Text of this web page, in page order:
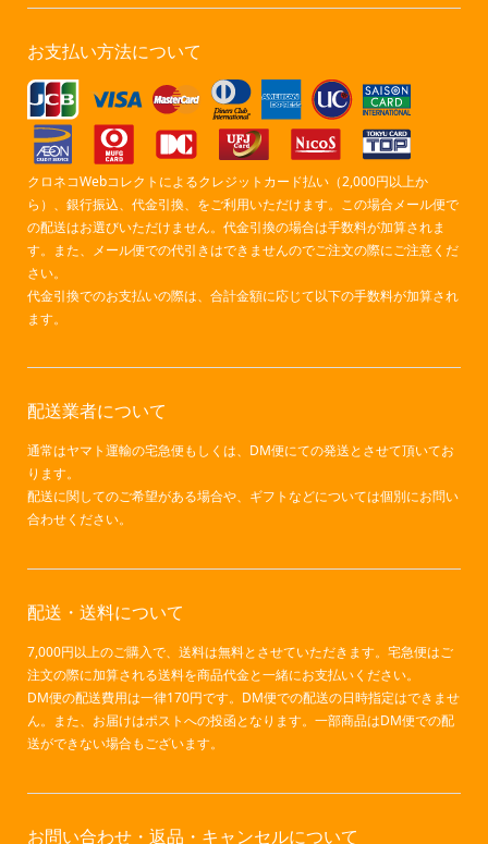
お支払い方法について
クロネコWebコレクトによるクレジットカード払い（2,000円以上か
ら）、銀行振込、代金引換、をご利用いただけます。この場合メール便で
の配送はお選びいただけません。代金引換の場合は手数料が加算されま
す。また、メール便での代引きはできませんのでご注文の際にご注意くだ
さい。
代金引換でのお支払いの際は、合計金額に応じて以下の手数料が加算され
ます。
配送業者について
通常はヤマト運輸の宅急便もしくは、DM便にての発送とさせて頂いてお
ります。
配送に関してのご希望がある場合や、ギフトなどについては個別にお問い
合わせください。
配送・送料について
7,000円以上のご購入で、送料は無料とさせていただきます。宅急便はご
注文の際に加算される送料を商品代金と一緒にお支払いください。
DM便の配送費用は一律170円です。DM便での配送の日時指定はできませ
ん。また、お届けはポストへの投函となります。一部商品はDM便での配
送ができない場合もございます。
お問い合わせ・返品・キャンセルについて